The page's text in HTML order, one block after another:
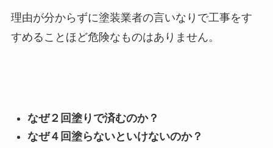
理由が分からずに塗装業者の言いなりで工事をす
すめることほど危険なものはありません。
なぜ２回塗りで済むのか？
なぜ４回塗らないといけないのか？